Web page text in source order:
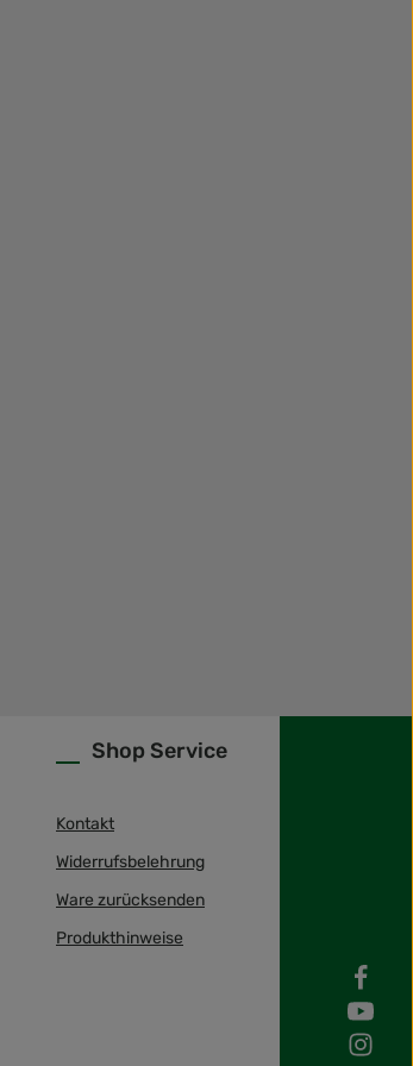
Shop Service
Kontakt
Widerrufsbelehrung
Ware zurücksenden
Produkthinweise